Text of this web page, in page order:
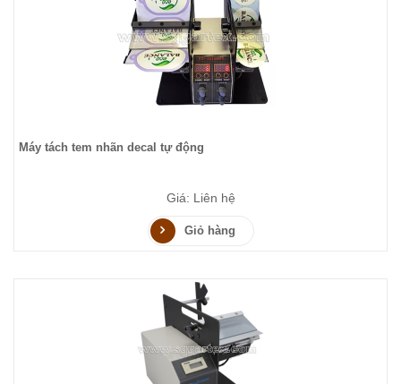
Máy tách tem nhãn decal tự động
Giá: Liên hệ
Giỏ hàng